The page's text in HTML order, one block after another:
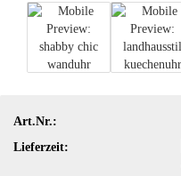
Art.Nr.:
Lieferzeit: